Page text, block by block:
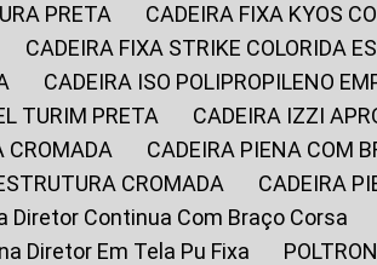
PRETA
CADEIRA FIXA KYOS
CADEIRA FIXA STRIKE COLORIDA
CADEIRA ISO POLIPROPILENO
TURIM PRETA
CADEIRA IZZI
CROMADA
CADEIRA PIENA COM
CROMADA
CADEIRA
Diretor Continua Com Braço Corsa
Diretor Em Tela Pu Fixa